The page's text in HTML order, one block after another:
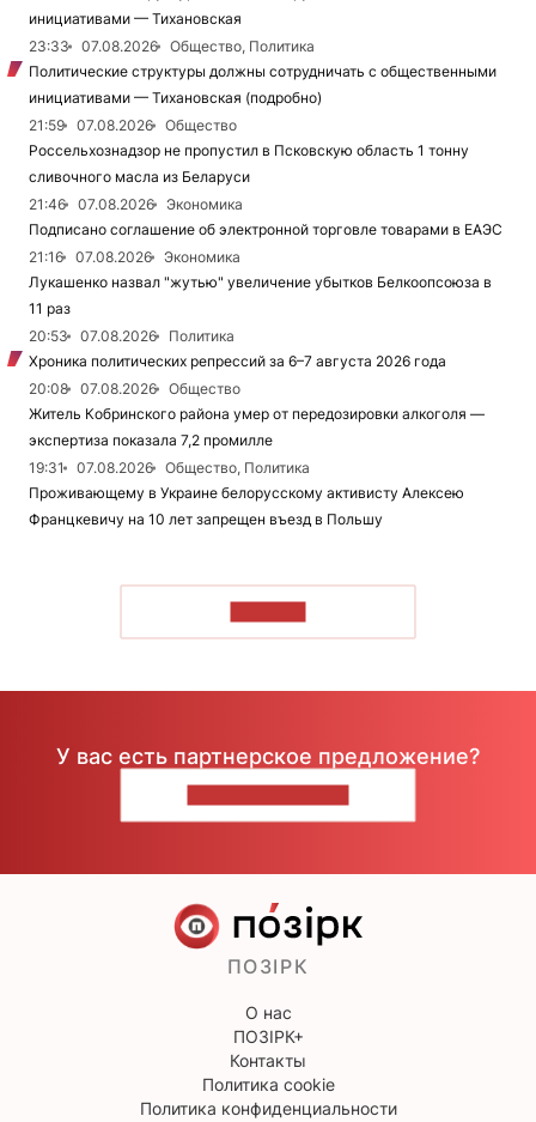
инициативами — Тихановская
23:33
07.08.2026
Общество, Политика
Политические структуры должны сотрудничать с общественными
инициативами — Тихановская (подробно)
21:59
07.08.2026
Общество
Россельхознадзор не пропустил в Псковскую область 1 тонну
сливочного масла из Беларуси
21:46
07.08.2026
Экономика
Подписано соглашение об электронной торговле товарами в ЕАЭС
21:16
07.08.2026
Экономика
Лукашенко назвал "жутью" увеличение убытков Белкоопсоюза в
11 раз
20:53
07.08.2026
Политика
Хроника политических репрессий за 6–7 августа 2026 года
20:08
07.08.2026
Общество
Житель Кобринского района умер от передозировки алкоголя —
экспертиза показала 7,2 промилле
19:31
07.08.2026
Общество, Политика
Проживающему в Украине белорусскому активисту Алексею
Францкевичу на 10 лет запрещен въезд в Польшу
У вас есть партнерское предложение?
ПОЗІРК
О нас
ПОЗІРК+
Контакты
Политика cookie
Политика конфиденциальности